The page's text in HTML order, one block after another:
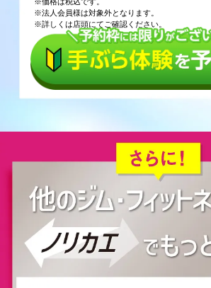
※法人会員様は対象外となります。
※詳しくは店頭にてご確認ください。